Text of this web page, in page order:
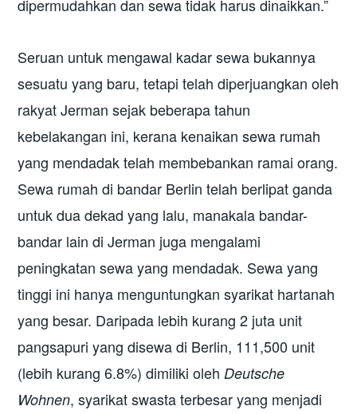
dipermudahkan dan sewa tidak harus dinaikkan.”
Seruan untuk mengawal kadar sewa bukannya
sesuatu yang baru, tetapi telah diperjuangkan oleh
rakyat Jerman sejak beberapa tahun
kebelakangan ini, kerana kenaikan sewa rumah
yang mendadak telah membebankan ramai orang.
Sewa rumah di bandar Berlin telah berlipat ganda
untuk dua dekad yang lalu, manakala bandar-
bandar lain di Jerman juga mengalami
peningkatan sewa yang mendadak. Sewa yang
tinggi ini hanya menguntungkan syarikat hartanah
yang besar. Daripada lebih kurang 2 juta unit
pangsapuri yang disewa di Berlin, 111,500 unit
(lebih kurang 6.8%) dimiliki olehDeutsche
Wohnen, syarikat swasta terbesar yang menjadi